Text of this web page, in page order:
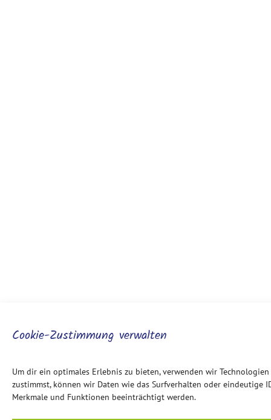
Cookie-Zustimmung verwalten
Um dir ein optimales Erlebnis zu bieten, verwenden wir
zustimmst, können wir Daten wie das Surfverhalten oder eindeutige
Merkmale und Funktionen beeinträchtigt werden.